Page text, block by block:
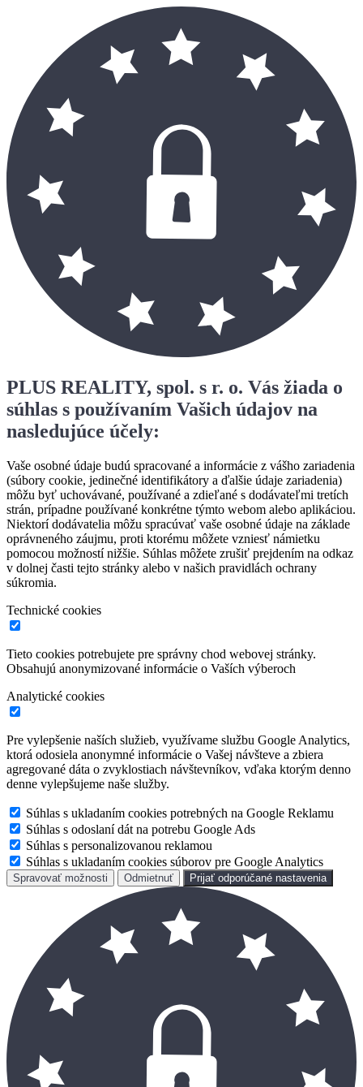
PLUS REALITY, spol. s r. o. Vás žiada o
súhlas s používaním Vašich údajov na
nasledujúce účely:
Vaše osobné údaje budú spracované a informácie z vášho zariadenia
(súbory cookie, jedinečné identifikátory a ďalšie údaje zariadenia)
môžu byť uchovávané, používané a zdieľané s dodávateľmi tretích
strán, prípadne používané konkrétne týmto webom alebo aplikáciou.
Niektorí dodávatelia môžu spracúvať vaše osobné údaje na základe
oprávneného záujmu, proti ktorému môžete vzniesť námietku
pomocou možností nižšie. Súhlas môžete zrušiť prejdením na odkaz
v dolnej časti tejto stránky alebo v našich pravidlách ochrany
súkromia.
Technické cookies
Tieto cookies potrebujete pre správny chod webovej stránky.
Obsahujú anonymizované informácie o Vaších výberoch
Analytické cookies
Pre vylepšenie naších služieb, využívame službu Google Analytics,
ktorá odosiela anonymné informácie o Vašej návšteve a zbiera
agregované dáta o zvyklostiach návštevníkov, vďaka ktorým denno
denne vylepšujeme naše služby.
Súhlas s ukladaním cookies potrebných na Google Reklamu
Súhlas s odoslaní dát na potrebu Google Ads
Súhlas s personalizovanou reklamou
Súhlas s ukladaním cookies súborov pre Google Analytics
Spravovať možnosti Odmietnuť Prijať odporúčané nastavenia